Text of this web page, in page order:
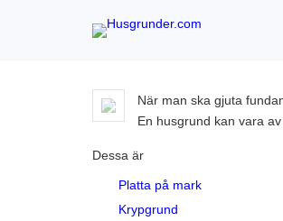
När man ska gjuta
En husgrund kan vara
Dessa är
Platta på mark
Krypgrund